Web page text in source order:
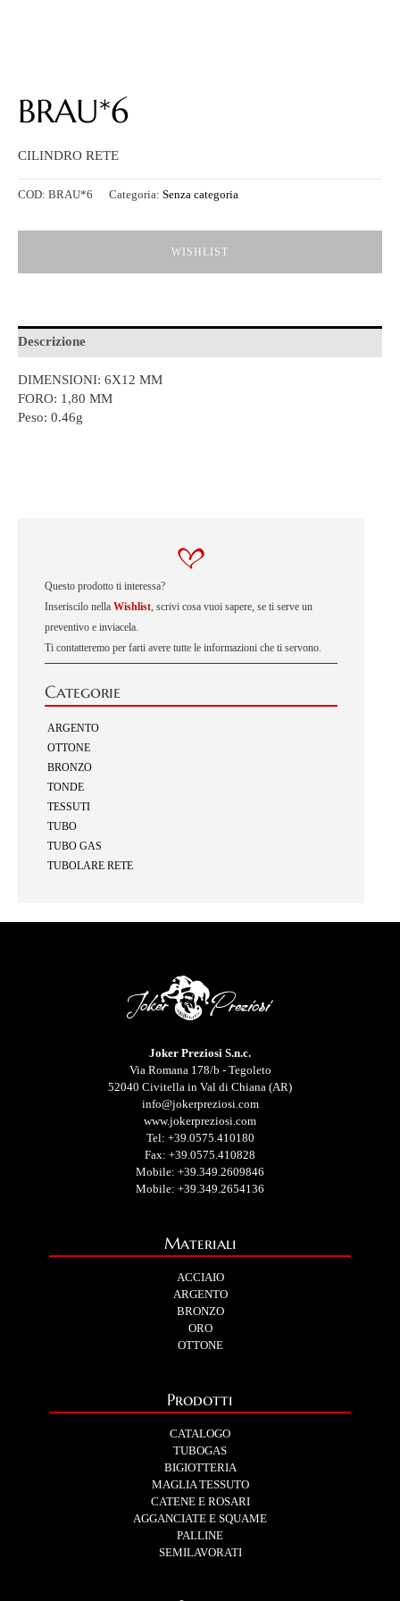
Questo prodotto ti interessa?
Inseriscilo nella Wishlist, scrivi cosa vuoi sapere, se ti serve un
preventivo e inviacela.
Ti contatteremo per farti avere tutte le informazioni che ti servono.
Categorie
ARGENTO
OTTONE
BRONZO
TONDE
TESSUTI
TUBO
TUBO GAS
TUBOLARE RETE
BRAU*6
CILINDRO RETE
COD: BRAU*6 Categoria: Senza categoria
WISHLIST
Descrizione
DIMENSIONI: 6X12 MM
FORO: 1,80 MM
Peso: 0.46g
Joker Preziosi S.n.c.
Via Romana 178/b - Tegoleto
52040 Civitella in Val di Chiana (AR)
info@jokerpreziosi.com
www.jokerpreziosi.com
Tel: +39.0575.410180
Fax: +39.0575.410828
Mobile: +39.349.2609846
Mobile: +39.349.2654136
Materiali
ACCIAIO
ARGENTO
BRONZO
ORO
OTTONE
Prodotti
CATALOGO
TUBOGAS
BIGIOTTERIA
MAGLIA TESSUTO
CATENE E ROSARI
AGGANCIATE E SQUAME
PALLINE
SEMILAVORATI